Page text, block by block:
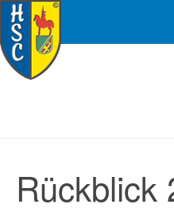
Rückblick